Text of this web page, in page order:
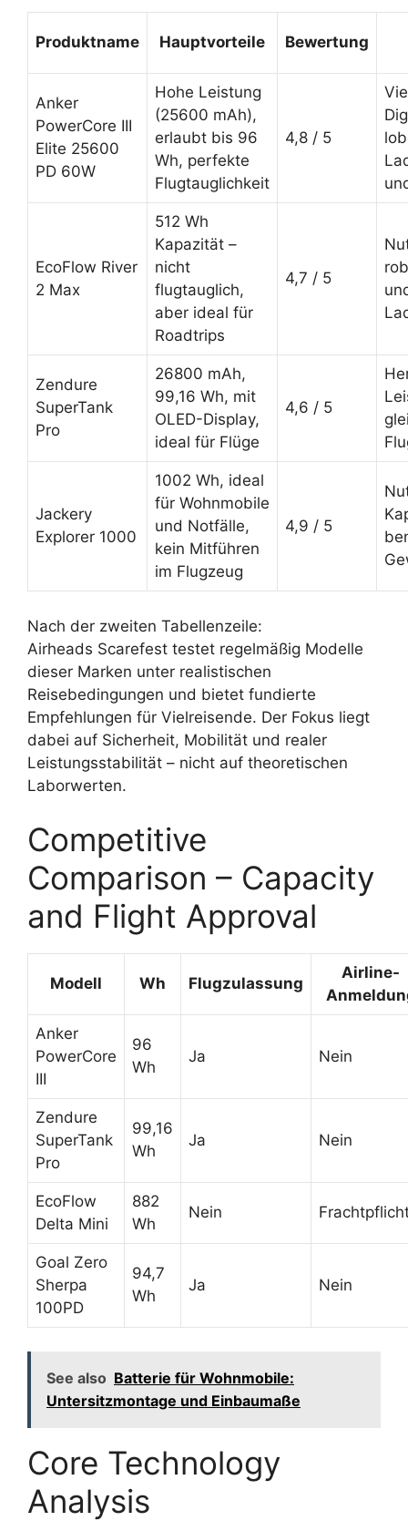
Produktname Hauptvorteile Bewertung
Anker
PowerCore III
Elite 25600
PD 60W
Hohe Leistung
(25600 mAh),
erlaubt bis 96
Wh, perfekte
Flugtauglichkeit
4,8 / 5
EcoFlow River
2 Max
512 Wh
Kapazität –
nicht
flugtauglich,
aber ideal für
Roadtrips
4,7 / 5
Zendure
SuperTank
Pro
26800 mAh,
99,16 Wh, mit
OLED-Display,
ideal für Flüge
4,6 / 5
Jackery
Explorer 1000
1002 Wh, ideal
für Wohnmobile
und Notfälle,
kein Mitführen
im Flugzeug
4,9 / 5
Nach der zweiten Tabellenzeile:
Airheads Scarefest testet regelmäßig Modelle
dieser Marken unter realistischen
Reisebedingungen und bietet fundierte
Empfehlungen für Vielreisende. Der Fokus liegt
dabei auf Sicherheit, Mobilität und realer
Leistungsstabilität – nicht auf theoretischen
Laborwerten.
Competitive
Comparison – Capacity
and Flight Approval
Modell Wh Flugzulassung
Airline-
Anker
PowerCore
III
96
Wh
Ja Nein
Zendure
SuperTank
Pro
99,16
Wh
Ja Nein
EcoFlow
Delta Mini
882
Wh
Nein
Goal Zero
Sherpa
100PD
94,7
Wh
Ja Nein
See also Batterie für Wohnmobile:
Untersitzmontage und Einbaumaße
Core Technology
Analysis